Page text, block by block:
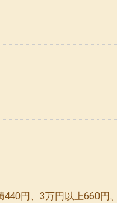
円、3万円以上660円